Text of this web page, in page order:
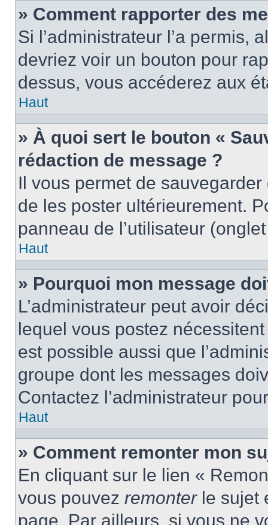
» Comment rapporter des
Si l’administrateur l’a permis,
devriez voir un bouton pour
dessus, vous accéderez aux
Haut
» À quoi sert le bouton «
rédaction de message ?
Il vous permet de
de les poster ultérieurement.
panneau de l’utilisateur
Haut
» Pourquoi mon message
L’administrateur peut avoir
lequel vous postez
est possible aussi que
groupe dont les messages
Contactez l’administrateur
Haut
» Comment remonter mon
En cliquant sur le lien «
vous pouvez remonterle sujet
page. Par ailleurs, si vous ne